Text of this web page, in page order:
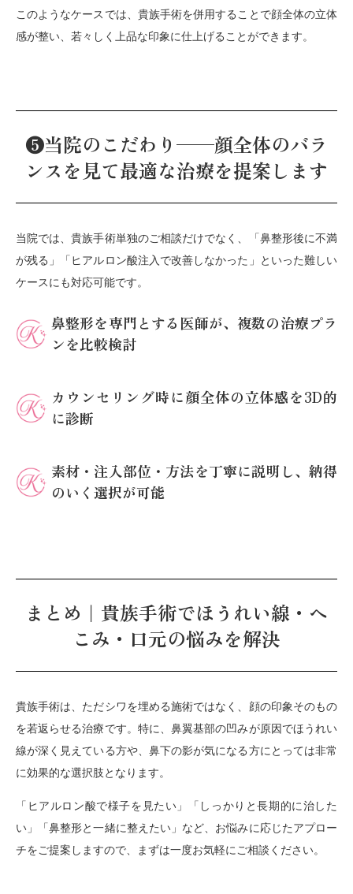
このようなケースでは、貴族手術を併用することで顔全体の立体
感が整い、若々しく上品な印象に仕上げることができます。
❺当院のこだわり──顔全体のバラ
ンスを見て最適な治療を提案します
当院では、貴族手術単独のご相談だけでなく、「鼻整形後に不満
が残る」「ヒアルロン酸注入で改善しなかった」といった難しい
ケースにも対応可能です。
鼻整形を専門とする医師が、複数の治療プラ
ンを比較検討
カウンセリング時に顔全体の立体感を3D的
に診断
素材・注入部位・方法を丁寧に説明し、納得
のいく選択が可能
まとめ｜貴族手術でほうれい線・へ
こみ・口元の悩みを解決
貴族手術は、ただシワを埋める施術ではなく、顔の印象そのもの
を若返らせる治療です。特に、鼻翼基部の凹みが原因でほうれい
線が深く見えている方や、鼻下の影が気になる方にとっては非常
に効果的な選択肢となります。
「ヒアルロン酸で様子を見たい」「しっかりと長期的に治した
い」「鼻整形と一緒に整えたい」など、お悩みに応じたアプロー
チをご提案しますので、まずは一度お気軽にご相談ください。